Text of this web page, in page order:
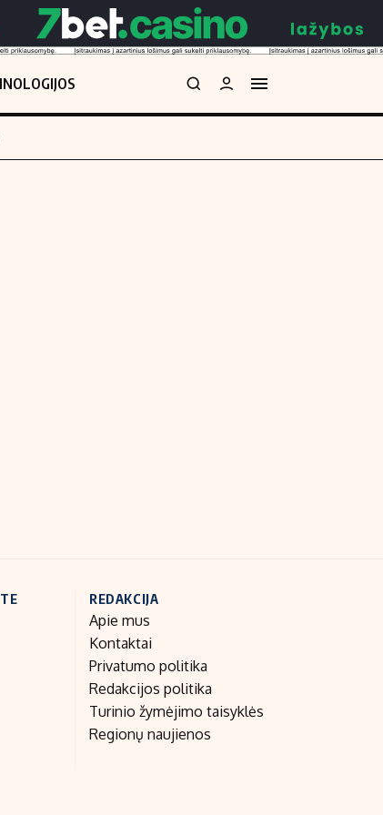
REDAKCIJA
Apie mus
Kontaktai
Privatumo politika
Redakcijos politika
Turinio žymėjimo taisyklės
Regionų naujienos